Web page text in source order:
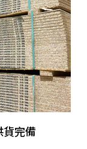
總代理威佐 兩大倉儲 供貨完備